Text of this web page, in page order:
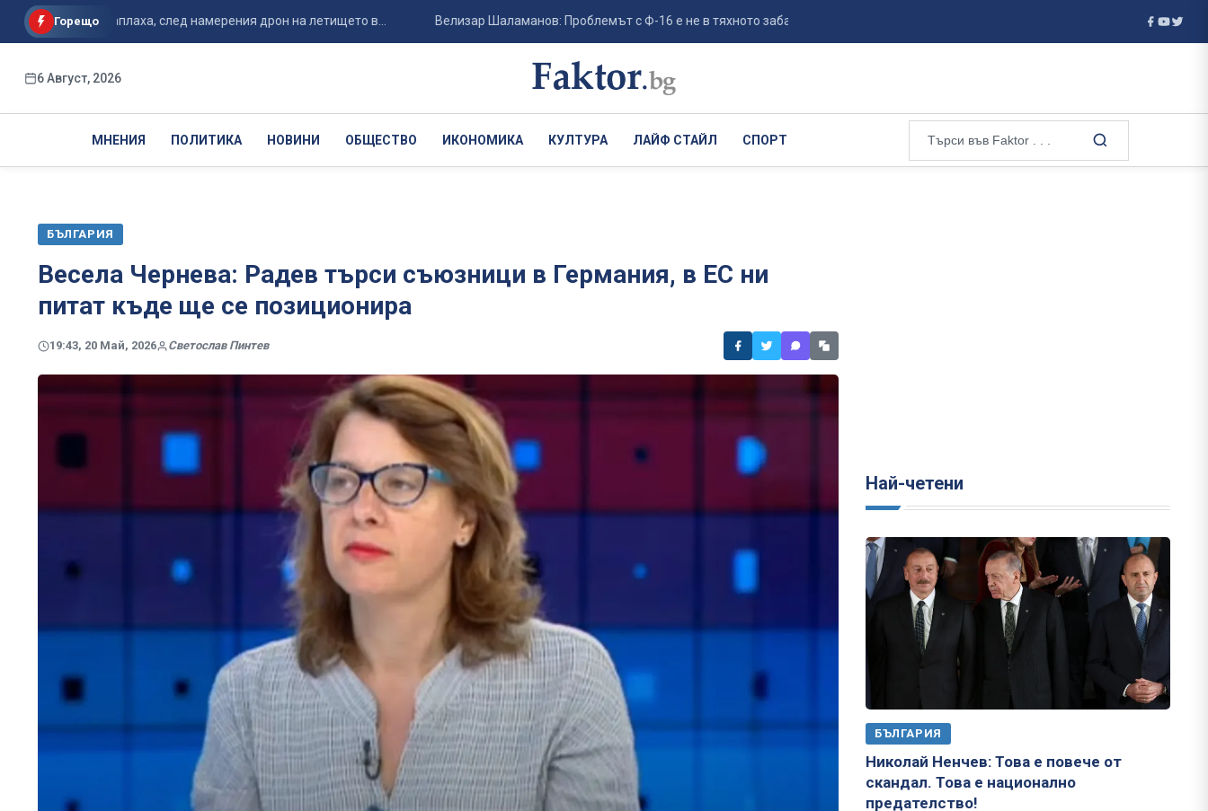
Горещо
заплаха, след намерения дрон на летището в... Велизар Шаламанов: Проблемът с Ф-16 е не в тяхното забавяне, а в липсата на подг... МВР се среща с „Шалом“ след
6 Август, 2026
МНЕНИЯ ПОЛИТИКА НОВИНИ ОБЩЕСТВО ИКОНОМИКА КУЛТУРА ЛАЙФ СТАЙЛ СПОРТ
БЪЛГАРИЯ
Весела Чернева: Радев търси съюзници в Германия, в ЕС ни
питат къде ще се позиционира
19:43, 20 Май, 2026 Светослав Пинтев
Най-четени
БЪЛГАРИЯ
Николай Ненчев: Това е повече от
скандал. Това е национално
предателство!